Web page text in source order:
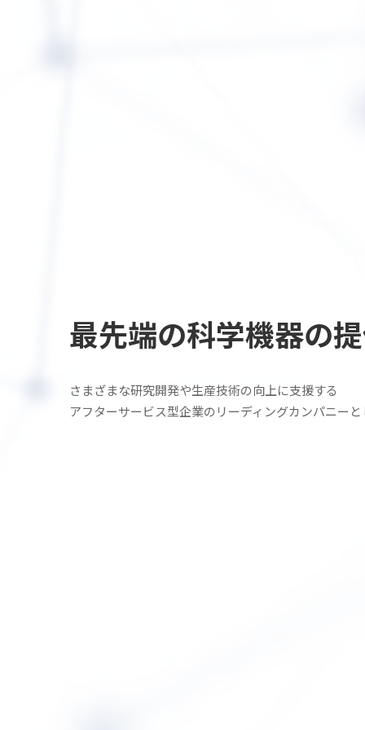
最先端の科学機器の
さまざまな研究開発や生産技術の向上に支援する
アフターサービス型企業の リーディングカンパニー